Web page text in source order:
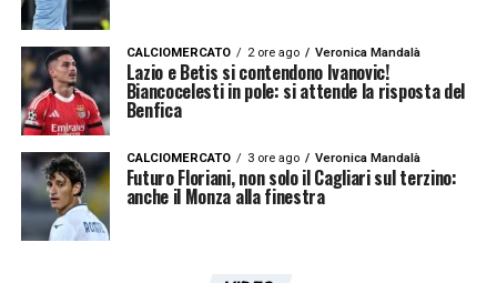
CALCIOMERCATO 2 ore ago Veronica Mandalà
Lazio e Betis si contendono Ivanovic!
Biancocelesti in pole: si attende la risposta del
Benfica
CALCIOMERCATO 3 ore ago Veronica Mandalà
Futuro Floriani, non solo il Cagliari sul terzino:
anche il Monza alla finestra